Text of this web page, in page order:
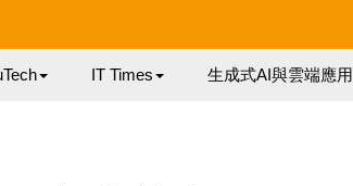
IT Times 生成式AI與雲端應用